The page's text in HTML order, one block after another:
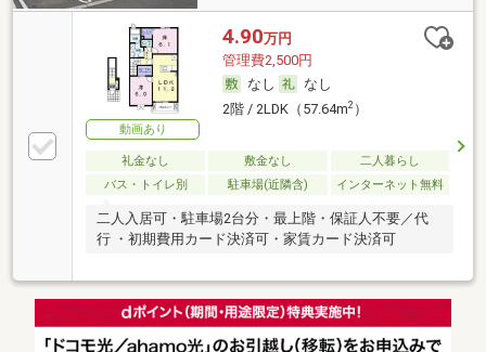
動画あり
4.90万円
管理費2,500円
なし
なし
2階 / 2LDK（57.64m2）
礼金なし 敷金なし
二人暮らし
バス・トイレ別
駐車場(近隣含) インターネット無料
二人入居可・駐車場2台分・最上階・保証人不要／代
行 ・初期費用カード決済可・家賃カード決済可